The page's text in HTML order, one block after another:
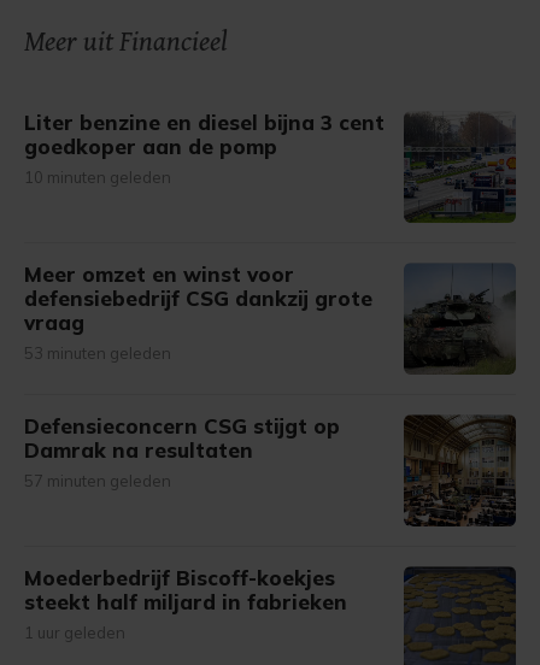
Meer uit Financieel
Liter benzine en diesel bijna 3 cent
goedkoper aan de pomp
10 minuten geleden
Meer omzet en winst voor
defensiebedrijf CSG dankzij grote
vraag
53 minuten geleden
Defensieconcern CSG stijgt op
Damrak na resultaten
57 minuten geleden
Moederbedrijf Biscoff-koekjes
steekt half miljard in fabrieken
1 uur geleden